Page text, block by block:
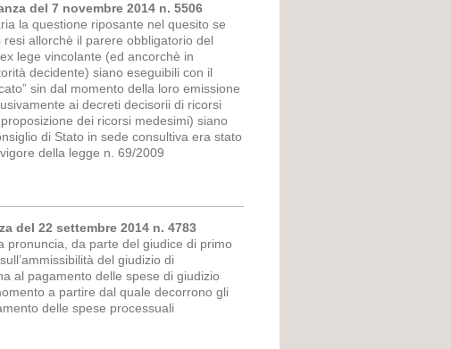
del 7 novembre 2014 n. 5506
la questione riposante nel quesito se
allorchè il parere obbligatorio del
lege vincolante (ed ancorchè in
decidente) siano eseguibili con il
sin dal momento della loro emissione
ai decreti decisorii di ricorsi
dei ricorsi medesimi) siano
di Stato in sede consultiva era stato
della legge n. 69/2009
del 22 settembre 2014 n. 4783
pronuncia, da parte del giudice di primo
del giudizio di
al pagamento delle spese di giudizio
a partire dal quale decorrono gli
delle spese processuali